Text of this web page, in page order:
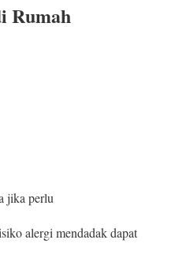
Rumah
jika perlu
alergi mendadak dapat